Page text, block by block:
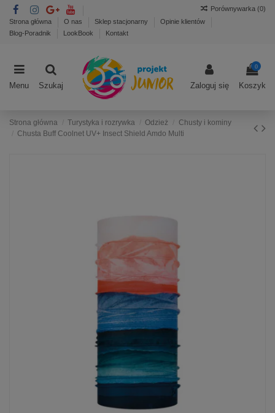
Strona główna O nas Sklep stacjonarny
Opinie klientów
Blog-Poradnik
LookBook Kontakt
Porównywarka (0)
Menu Szukaj Zaloguj się
0
Koszyk
Strona główna Turystyka i rozrywka Odzież
Chusty i kominy
Chusta Buff Coolnet UV+ Insect Shield Amdo Multi